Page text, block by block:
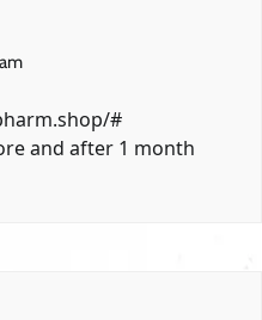
#
and after 1 month